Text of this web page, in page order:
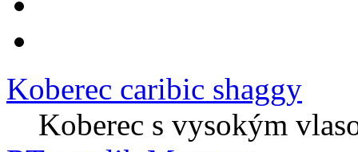
Koberec caribic shaggy
Koberec s vysokým